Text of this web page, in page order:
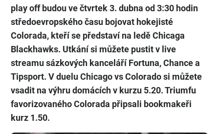
play off budou ve čtvrtek 3. dubna od 3:30 hodin
středoevropského času bojovat hokejisté
Colorada, kteří se představí na ledě Chicaga
Blackhawks. Utkání si můžete pustit v live
streamu sázkových kanceláří Fortuna, Chance a
Tipsport. V duelu Chicago vs Colorado si můžete
vsadit na výhru domácích v kurzu 5.20. Triumfu
favorizovaného Colorada připsali bookmakeři
kurz 1.50.